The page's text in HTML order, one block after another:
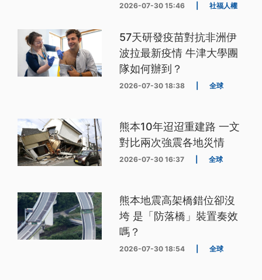
2026-07-30 15:46 社福人權
57天研發疫苗對抗非洲伊
波拉最新疫情 牛津大學團
隊如何辦到？
2026-07-30 18:38 全球
熊本10年迢迢重建路 一文
對比兩次強震各地災情
2026-07-30 16:37 全球
熊本地震高架橋錯位卻沒
垮 是「防落橋」裝置奏效
嗎？
2026-07-30 18:54 全球